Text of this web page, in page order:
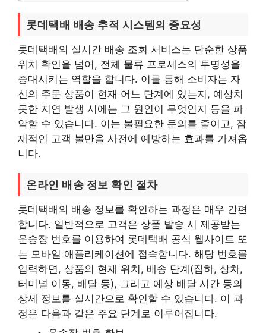
롯데택배 배송 추적 시스템의 중요성
롯데택배의 실시간 배송 조회 서비스는 단순한 상품
위치 확인을 넘어, 전체 물류 프로세스의 투명성을
증대시키는 역할을 합니다. 이를 통해 소비자는 자
신의 주문 상품이 현재 어느 단계에 있는지, 예상치
못한 지연 발생 시에는 그 원인이 무엇인지 등을 파
악할 수 있습니다. 이는 불필요한 문의를 줄이고, 잠
재적인 고객 불만을 사전에 예방하는 효과를 가져옵
니다.
온라인 배송 정보 확인 절차
롯데택배의 배송 정보를 확인하는 과정은 매우 간편
합니다. 일반적으로 고객은 상품 발송 시 제공받는
운송장 번호를 이용하여 롯데택배 공식 웹사이트 또
는 모바일 애플리케이션에 접속합니다. 해당 번호를
입력하면, 상품의 현재 위치, 배송 단계(집하, 상차,
터미널 이동, 배달 등), 그리고 예상 배달 시간 등의
상세 정보를 실시간으로 확인할 수 있습니다. 이 과
정은 다음과 같은 주요 단계로 이루어집니다.